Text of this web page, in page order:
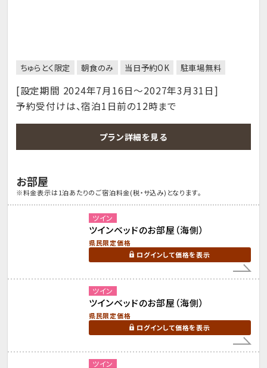
ちゅらとく限定 朝食のみ 当日予約OK 駐車場無料
[設定期間 2024年7月16日～2027年3月31日]
予約受付けは、宿泊1日前の12時まで
プラン詳細を見る
お部屋
※料金表示は1泊あたりのご宿泊料金(税・サ込み)となります。
ツイン
ツインベッドのお部屋（海側）
県民限定価格
ログインして価格を表示
ツイン
ツインベッドのお部屋（海側）
県民限定価格
ログインして価格を表示
ツイン